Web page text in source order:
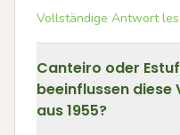
Vollständige Antwort
Canteiro oder
beeinflussen diese
aus 1955?